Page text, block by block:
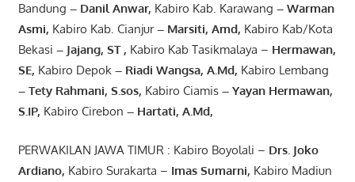
Bandung – Danil Anwar, Kabiro Kab. Karawang –Warman
Asmi, Kabiro Kab. Cianjur– Marsiti, Amd, Kabiro Kab/Kota
Bekasi – Jajang, ST , Kabiro Kab Tasikmalaya – Hermawan,
SE, Kabiro Depok– Riadi Wangsa, A.Md, Kabiro Lembang
– Tety Rahmani, S.sos, Kabiro Ciamis– Yayan Hermawan,
S.IP, Kabiro Cirebon – Hartati, A.Md,
PERWAKILAN JAWA TIMUR : Kabiro Boyolali – Drs. Joko
Ardiano, Kabiro Surakarta – Imas Sumarni, Kabiro Madiun